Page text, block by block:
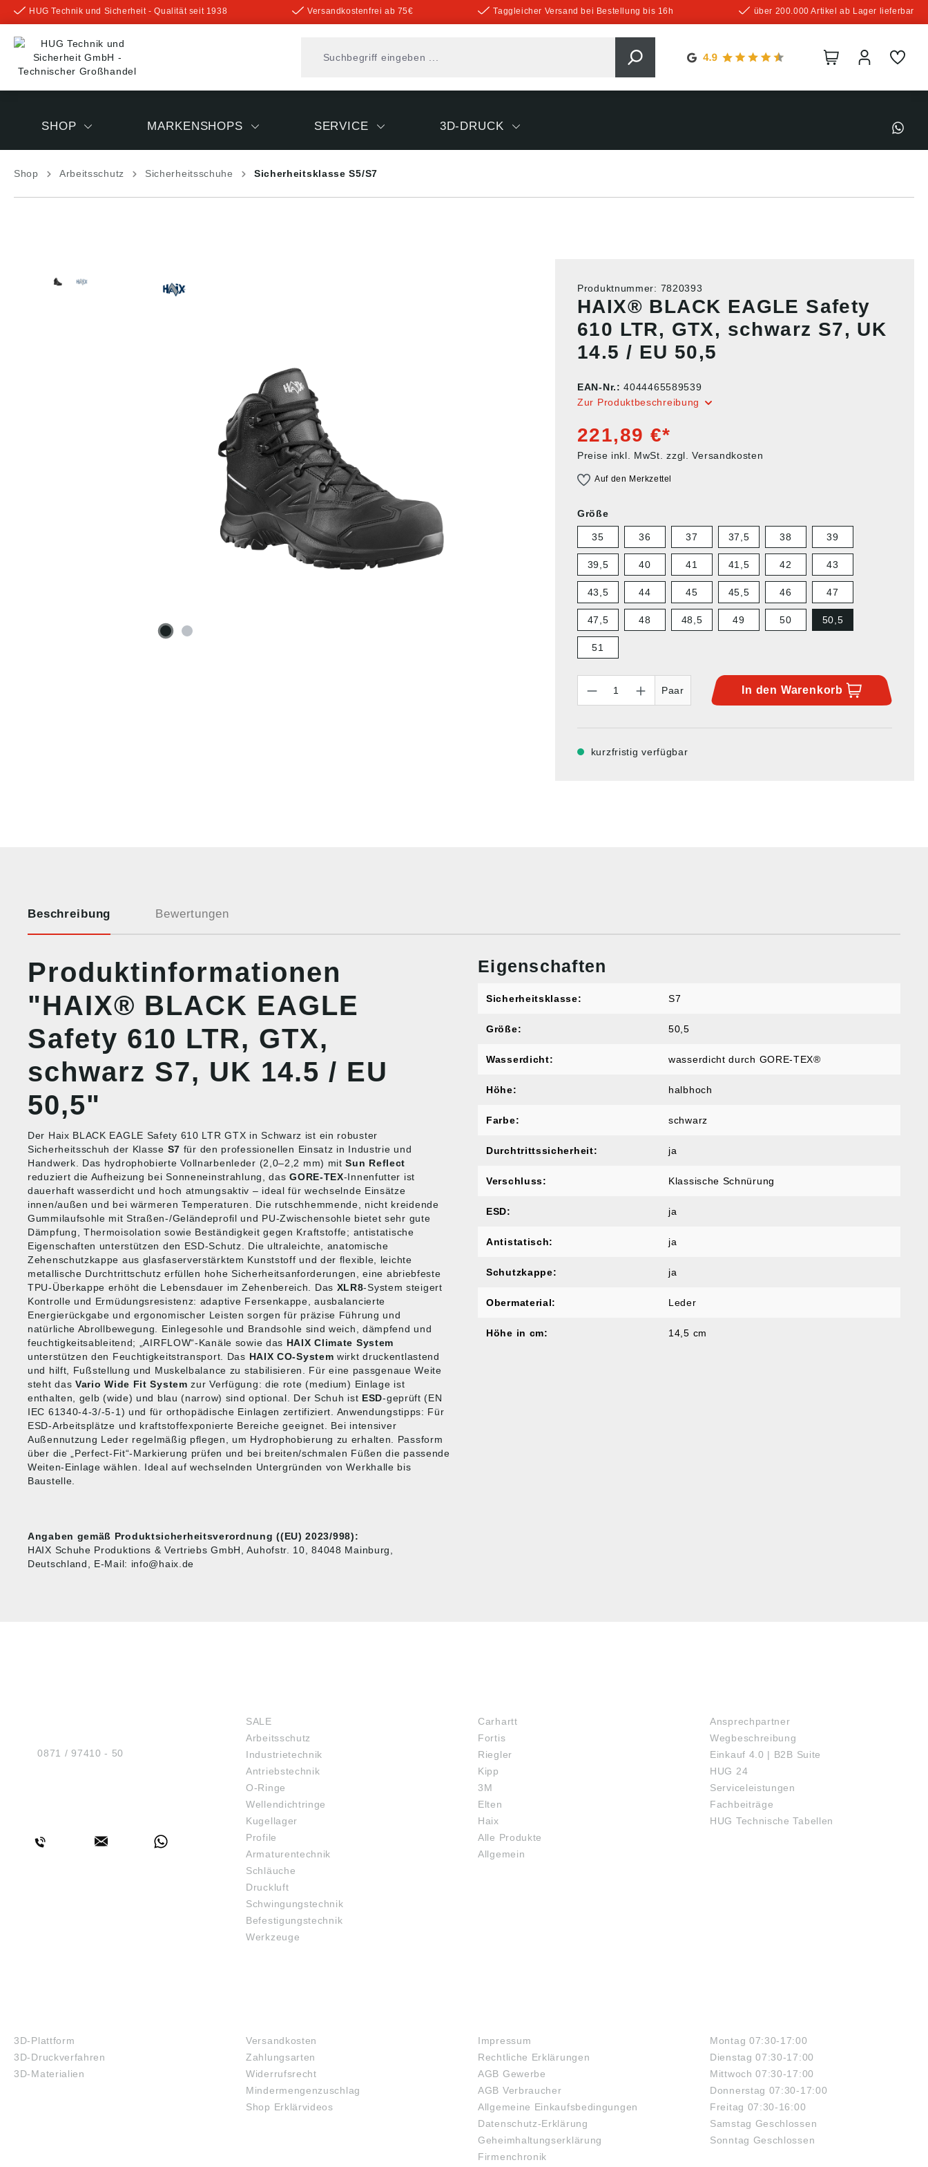
springen
HUG Technik und Sicherheit - Qualität seit 1938 Versandkostenfrei ab 75€ Taggleicher Versand bei Bestellung bis 16h über 200.000 Artikel ab Lager lieferbar
SHOP MARKENSHOPS SERVICE 3D-DRUCK
Shop Arbeitsschutz Sicherheitsschuhe Sicherheitsklasse S5/S7
Produktnummer: 7820393
HAIX® BLACK EAGLE Safety
610 LTR, GTX, schwarz S7, UK
14.5 / EU 50,5
EAN-Nr.:4044465589539
Zur Produktbeschreibung
221,89 €*
Preise inkl. MwSt. zzgl. Versandkosten
Auf den Merkzettel
Größe
35 36 37 37,5 38 39
39,5 40 41 41,5 42 43
43,5 44 45 45,5 46 47
47,5 48 48,5 49 50 50,5
51
Paar
In den Warenkorb
kurzfristig verfügbar
Beschreibung Bewertungen
Produktinformationen
"HAIX® BLACK EAGLE
Safety 610 LTR, GTX,
schwarz S7, UK 14.5 / EU
50,5"
Der Haix BLACK EAGLE Safety 610 LTR GTX in Schwarz ist ein robuster
Sicherheitsschuh der Klasse S7 für den professionellen Einsatz in Industrie und
Handwerk. Das hydrophobierte Vollnarbenleder (2,0–2,2 mm) mitSun Reflect
reduziert die Aufheizung bei Sonneneinstrahlung, dasGORE‑TEX-Innenfutter ist
dauerhaft wasserdicht und hoch atmungsaktiv – ideal für wechselnde Einsätze
innen/außen und bei wärmeren Temperaturen. Die rutschhemmende, nicht kreidende
Gummilaufsohle mit Straßen-/Geländeprofil und PU-Zwischensohle bietet sehr gute
Dämpfung, Thermoisolation sowie Beständigkeit gegen Kraftstoffe; antistatische
Eigenschaften unterstützen den ESD-Schutz. Die ultraleichte, anatomische
Zehenschutzkappe aus glasfaserverstärktem Kunststoff und der flexible, leichte
metallische Durchtrittschutz erfüllen hohe Sicherheitsanforderungen, eine abriebfeste
TPU-Überkappe erhöht die Lebensdauer im Zehenbereich. Das XLR8-System steigert
Kontrolle und Ermüdungsresistenz: adaptive Fersenkappe, ausbalancierte
Energierückgabe und ergonomischer Leisten sorgen für präzise Führung und
natürliche Abrollbewegung. Einlegesohle und Brandsohle sind weich, dämpfend und
feuchtigkeitsableitend; „AIRFLOW“-Kanäle sowie das HAIX Climate System
unterstützen den Feuchtigkeitstransport. Das HAIX CO‑System wirkt druckentlastend
und hilft, Fußstellung und Muskelbalance zu stabilisieren. Für eine passgenaue Weite
steht das Vario Wide Fit System zur Verfügung: die rote (medium) Einlage ist
enthalten, gelb (wide) und blau (narrow) sind optional. Der Schuh ist ESD-geprüft (EN
IEC 61340-4-3/-5-1) und für orthopädische Einlagen zertifiziert. Anwendungstipps: Für
ESD-Arbeitsplätze und kraftstoffexponierte Bereiche geeignet. Bei intensiver
Außennutzung Leder regelmäßig pflegen, um Hydrophobierung zu erhalten. Passform
über die „Perfect‑Fit“-Markierung prüfen und bei breiten/schmalen Füßen die passende
Weiten-Einlage wählen. Ideal auf wechselnden Untergründen von Werkhalle bis
Baustelle.
Angaben gemäß Produktsicherheitsverordnung ((EU) 2023/998):
HAIX Schuhe Produktions & Vertriebs GmbH, Auhofstr. 10, 84048 Mainburg,
Deutschland, E-Mail: info@haix.de
Eigenschaften
Sicherheitsklasse: S7
Größe: 50,5
Wasserdicht: wasserdicht durch GORE-TEX®
Höhe: halbhoch
Farbe: schwarz
Durchtrittssicherheit: ja
Verschluss: Klassische Schnürung
ESD: ja
Antistatisch: ja
Schutzkappe: ja
Obermaterial: Leder
Höhe in cm: 14,5 cm
Tel.:0871 / 97410 - 50
SALE
Arbeitsschutz
Industrietechnik
Antriebstechnik
O-Ringe
Wellendichtringe
Kugellager
Profile
Armaturentechnik
Schläuche
Druckluft
Schwingungstechnik
Befestigungstechnik
Werkzeuge
Carhartt
Fortis
Riegler
Kipp
3M
Elten
Haix
Alle Produkte
Allgemein
Ansprechpartner
Wegbeschreibung
Einkauf 4.0 | B2B Suite
HUG 24
Serviceleistungen
Fachbeiträge
HUG Technische Tabellen
3D-Plattform
3D-Druckverfahren
3D-Materialien
Versandkosten
Zahlungsarten
Widerrufsrecht
Mindermengenzuschlag
Shop Erklärvideos
Impressum
Rechtliche Erklärungen
AGB Gewerbe
AGB Verbraucher
Allgemeine Einkaufsbedingungen
Datenschutz-Erklärung
Geheimhaltungserklärung
Firmenchronik
Montag 07:30-17:00
Dienstag 07:30-17:00
Mittwoch 07:30-17:00
Donnerstag 07:30-17:00
Freitag 07:30-16:00
Samstag Geschlossen
Sonntag Geschlossen